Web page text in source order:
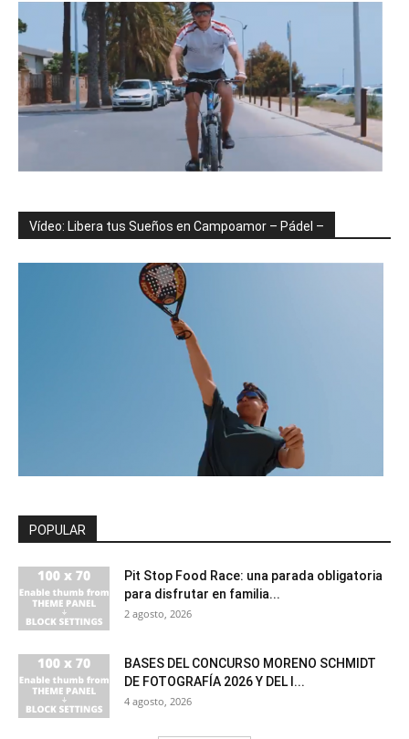
Vídeo: Libera tus Sueños en Campoamor – Pádel –
POPULAR
Pit Stop Food Race: una parada obligatoria
para disfrutar en familia...
2 agosto, 2026
BASES DEL CONCURSO MORENO SCHMIDT
DE FOTOGRAFÍA 2026 Y DEL I...
4 agosto, 2026